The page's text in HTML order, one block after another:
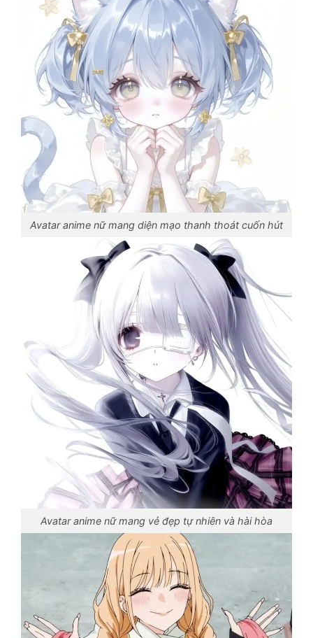
Avatar anime nữ mang diện mạo thanh thoát cuốn hút
Avatar anime nữ mang vẻ đẹp tự nhiên và hài hòa